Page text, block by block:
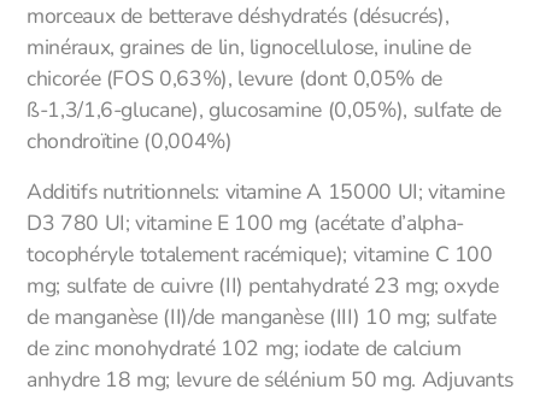
morceaux de betterave déshydratés (désucrés),
minéraux, graines de lin, lignocellulose, inuline de
chicorée (FOS 0,63%), levure (dont 0,05% de
ß-1,3/1,6-glucane), glucosamine (0,05%), sulfate de
chondroïtine (0,004%)
Additifs nutritionnels: vitamine A 15000 UI; vitamine
D3 780 UI; vitamine E 100 mg (acétate d’alpha-
tocophéryle totalement racémique); vitamine C 100
mg; sulfate de cuivre (II) pentahydraté 23 mg; oxyde
de manganèse (II)/de manganèse (III) 10 mg; sulfate
de zinc monohydraté 102 mg; iodate de calcium
anhydre 18 mg; levure de sélénium 50 mg. Adjuvants